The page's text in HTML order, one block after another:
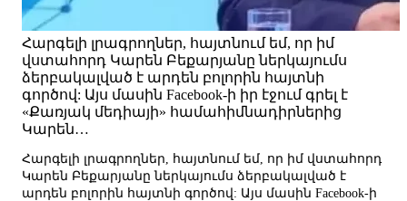
Հարգելի լրագրողներ, հայտնում եմ, որ իմ
վստահորդ Կարեն Բեքարյանը ներկայումս
ձերբակալված է արդեն բոլորին հայտնի
գործով: Այս մասին Facebook-ի իր էջում գրել է
«Քառյակ մեդիայի» համահիմնադիրներից
Կարեն…
Հարգելի լրագրողներ, հայտնում եմ, որ իմ վստահորդ
Կարեն Բեքարյանը ներկայումս ձերբակալված է
արդեն բոլորին հայտնի գործով: Այս մասին Facebook-ի